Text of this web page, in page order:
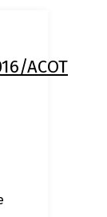
ACOT